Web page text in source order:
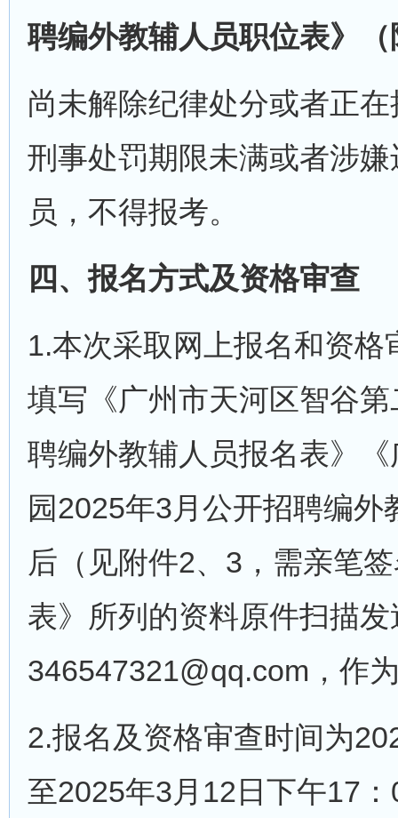
聘编外教辅人员职位表》
尚未解除纪律处分或者正
刑事处罚期限未满或者涉
员，不得报考。
四、报名方式及资格审查
1.本次采取网上报名和资
填写《广州市天河区智谷
聘编外教辅人员报名表》
园2025年3月公开招聘编
后（见附件2、3，需亲笔
表》所列的资料原件扫描
346547321@qq.com，作
2.报名及资格审查时间为
至2025年3月12日下午17